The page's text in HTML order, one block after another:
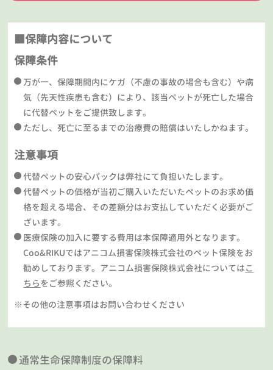
■保障内容について
保障条件
万が一、保障期間内にケガ（不慮の事故の場合も含む）や病
気（先天性疾患も含む）により、該当ペットが死亡した場合
に代替ペットをご提供致します。
ただし、死亡に至るまでの治療費の賠償はいたしかねます。
注意事項
代替ペットの安心パックは弊社にて負担いたします。
代替ペットの価格が当初ご購入いただいたペットのお求め価
格を超える場合、その差額分はお支払していただく必要がご
ざいます。
医療保険の加入に要する費用は本保障適用外となります。
Coo&RIKUではアニコム損害保険株式会社のペット保険をお
勧めしております。アニコム損害保険株式会社についてはこ
ちらをご参照ください。
※その他の注意事項はお問い合わせください
通常生命保障制度の保障料